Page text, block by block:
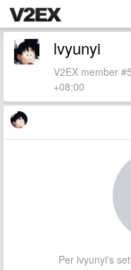
lvyunyi
V2EX member
+08:00
Per lvyunyi's